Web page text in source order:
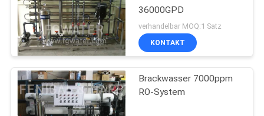
36000GPD
verhandelbar MOQ:1 Satz
KONTAKT
Brackwasser 7000ppm
RO-System